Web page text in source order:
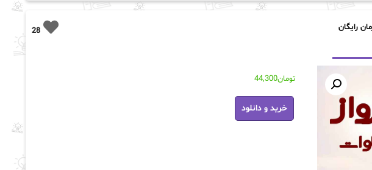
28 رایگان
تومان44,300
دانلود
رمان
سقوط
خرید و دانلود